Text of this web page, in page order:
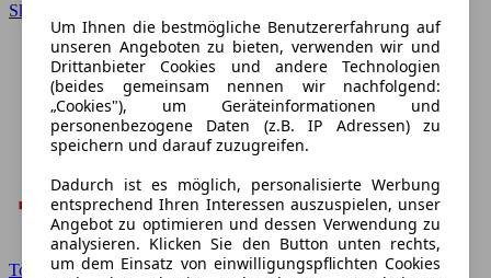
Skoda
Toyota
Um Ihnen die bestmögliche Benutzererfahrung auf
unseren Angeboten zu bieten, verwenden wir und
Drittanbieter Cookies und andere Technologien
(beides gemeinsam nennen wir nachfolgend:
„Cookies"), um Geräteinformationen und
personenbezogene Daten (z.B. IP Adressen) zu
speichern und darauf zuzugreifen.
Dadurch ist es möglich, personalisierte Werbung
entsprechend Ihren Interessen auszuspielen, unser
Angebot zu optimieren und dessen Verwendung zu
analysieren. Klicken Sie den Button unten rechts,
um dem Einsatz von einwilligungspflichten Cookies